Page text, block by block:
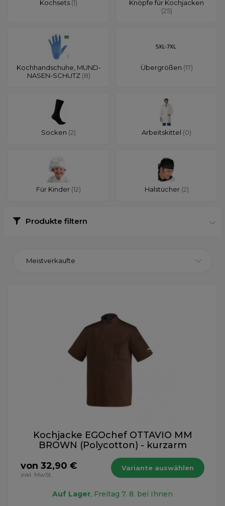
Kochsets (1)
Knöpfe für Kochjacken
(25)
Kochhandschuhe, MUND-
NASEN-SCHUTZ (8)
Übergrößen (17)
Socken (2) Arbeitskittel (0)
Für Kinder (12) Halstücher (2)
Produkte filtern
Meistverkaufte
Kochjacke EGOchef OTTAVIO MM
BROWN (Polycotton) - kurzarm
von 32,90 €
inkl. MwSt.
Variante auswählen
Auf Lager, Freitag 7. 8. bei Ihnen